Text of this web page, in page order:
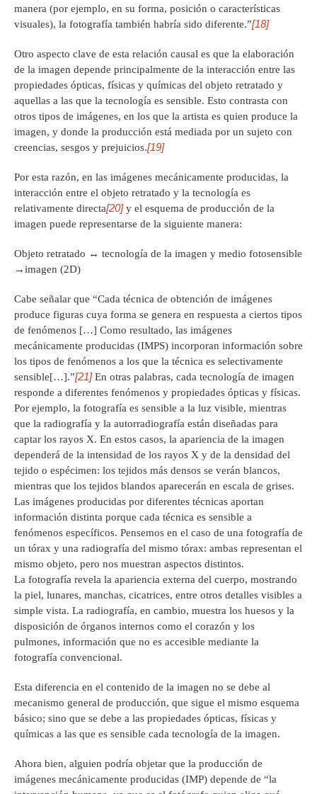
manera (por ejemplo, en su forma, posición o características
visuales), la fotografía también habría sido diferente.”[18]
Otro aspecto clave de esta relación causal es que la elaboración
de la imagen depende principalmente de la interacción entre las
propiedades ópticas, físicas y químicas del objeto retratado y
aquellas a las que la tecnología es sensible. Esto contrasta con
otros tipos de imágenes, en los que la artista es quien produce la
imagen, y donde la producción está mediada por un sujeto con
creencias, sesgos y prejuicios.[19]
Por esta razón, en las imágenes mecánicamente producidas, la
interacción entre el objeto retratado y la tecnología es
relativamente directa[20]y el esquema de producción de la
imagen puede representarse de la siguiente manera:
Objeto retratado ↔ tecnología de la imagen y medio fotosensible
→imagen (2D)
Cabe señalar que “Cada técnica de obtención de imágenes
produce figuras cuya forma se genera en respuesta a ciertos tipos
de fenómenos […] Como resultado, las imágenes
mecánicamente producidas (IMPS) incorporan información sobre
los tipos de fenómenos a los que la técnica es selectivamente
sensible[…].”[21]En otras palabras, cada tecnología de imagen
responde a diferentes fenómenos y propiedades ópticas y físicas.
Por ejemplo, la fotografía es sensible a la luz visible, mientras
que la radiografía y la autorradiografía están diseñadas para
captar los rayos X. En estos casos, la apariencia de la imagen
dependerá de la intensidad de los rayos X y de la densidad del
tejido o espécimen: los tejidos más densos se verán blancos,
mientras que los tejidos blandos aparecerán en escala de grises.
Las imágenes producidas por diferentes técnicas aportan
información distinta porque cada técnica es sensible a
fenómenos específicos. Pensemos en el caso de una fotografía de
un tórax y una radiografía del mismo tórax: ambas representan el
mismo objeto, pero nos muestran aspectos distintos.
La fotografía revela la apariencia externa del cuerpo, mostrando
la piel, lunares, manchas, cicatrices, entre otros detalles visibles a
simple vista. La radiografía, en cambio, muestra los huesos y la
disposición de órganos internos como el corazón y los
pulmones, información que no es accesible mediante la
fotografía convencional.
Esta diferencia en el contenido de la imagen no se debe al
mecanismo general de producción, que sigue el mismo esquema
básico; sino que se debe a las propiedades ópticas, físicas y
químicas a las que es sensible cada tecnología de la imagen.
Ahora bien, alguien podría objetar que la producción de
imágenes mecánicamente producidas (IMP) depende de “la